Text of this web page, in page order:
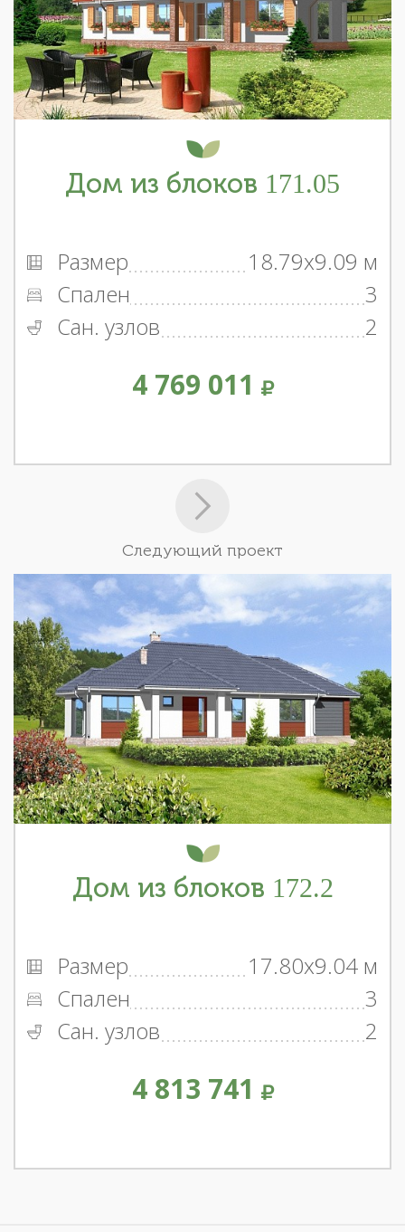
Дом из блоков 171.05
Размер
18.79x9.09 м
Спален
3
Сан. узлов
2
4 769 011
Следующий проект
Дом из блоков 172.2
Размер
17.80x9.04 м
Спален
3
Сан. узлов
2
4 813 741